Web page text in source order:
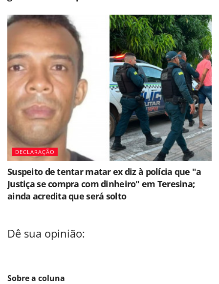
DECLARAÇÃO
Suspeito de tentar matar ex diz à polícia que "a
Justiça se compra com dinheiro" em Teresina;
ainda acredita que será solto
Dê sua opinião:
Sobre a coluna